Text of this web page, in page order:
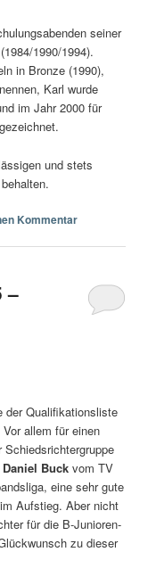
seiner
1990/1994).
in Bronze (1990),
Karl wurde
im Jahr 2000 für
und stets
Kommentar
–
der Qualifikationsliste
allem für einen
Daniel Buck vom TV
eine sehr gute
Aufstieg. Aber nicht
für die B-Junioren-
zu dieser